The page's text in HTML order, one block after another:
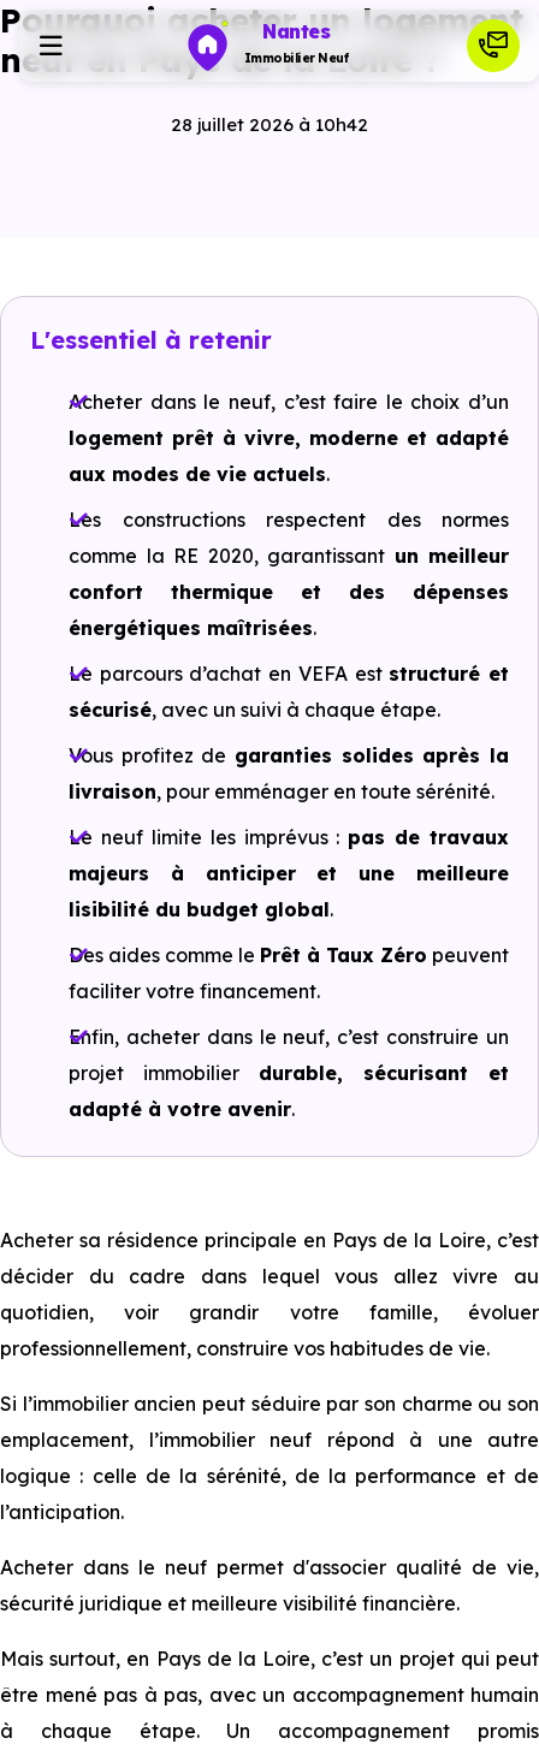
Nantes
Immobilier Neuf
Investir
Ressources
Financer
Pourquoi acheter un logement
neuf en Pays de la Loire ?
28 juillet 2026 à 10h42
L'essentiel à retenir
Acheter dans le neuf, c’est faire le choix d’un
logement prêt à vivre, moderne et adapté
aux modes de vie actuels.
Les constructions respectent des normes
comme la RE 2020, garantissant un meilleur
confort thermique et des dépenses
énergétiques maîtrisées.
Le parcours d’achat en VEFA est structuré et
sécurisé, avec un suivi à chaque étape.
Vous profitez de garanties solides après la
livraison, pour emménager en toute sérénité.
Le neuf limite les imprévus : pas de travaux
majeurs à anticiper et une meilleure
lisibilité du budget global.
Des aides comme le Prêt à Taux Zéro peuvent
faciliter votre financement.
Enfin, acheter dans le neuf, c’est construire un
projet immobilier durable, sécurisant et
adapté à votre avenir.
Acheter sa résidence principale en Pays de la Loire, c’est
décider du cadre dans lequel vous allez vivre au
quotidien, voir grandir votre famille, évoluer
professionnellement, construire vos habitudes de vie.
Si l’immobilier ancien peut séduire par son charme ou son
emplacement, l’immobilier neuf répond à une autre
logique : celle de la sérénité, de la performance et de
l’anticipation.
Acheter dans le neuf permet d'associer qualité de vie,
sécurité juridique et meilleure visibilité financière.
Mais surtout, en Pays de la Loire, c’est un projet qui peut
être mené pas à pas, avec un accompagnement humain
à chaque étape. Un accompagnement promis